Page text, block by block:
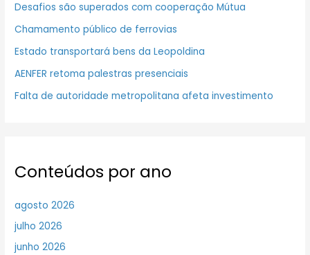
Desafios são superados com cooperação Mútua
Chamamento público de ferrovias
Estado transportará bens da Leopoldina
AENFER retoma palestras presenciais
Falta de autoridade metropolitana afeta investimento
Conteúdos por ano
agosto 2026
julho 2026
junho 2026